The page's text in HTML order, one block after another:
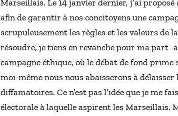
Marseillais. Le 14 janvier dernier, j’ai
afin de garantir à nos concitoyens une
scrupuleusement les règles et les valeurs de
résoudre, je tiens en revanche pour ma part -
campagne éthique, où le débat de fond
moi-même nous nous abaisserons à
diffamatoires. Ce n’est pas l’idée que je me
électorale à laquelle aspirent les Marseillais.